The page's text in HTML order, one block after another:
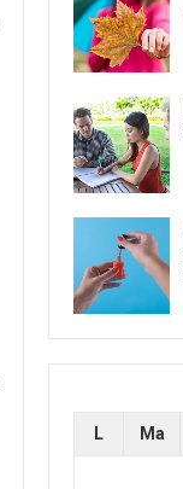
L
Ma